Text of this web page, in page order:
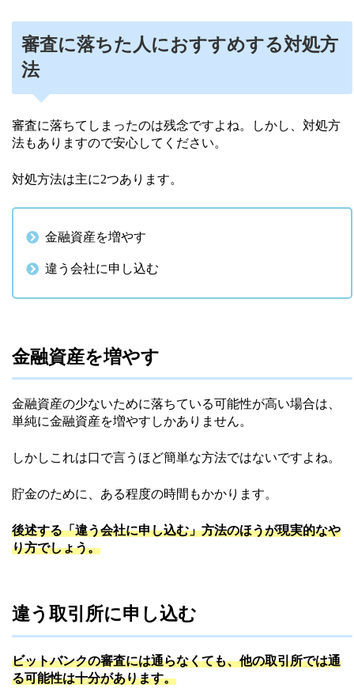
審査に落ちた人におすすめする対処方
法
審査に落ちてしまったのは残念ですよね。しかし、対処方
法もありますので安心してください。
対処方法は主に2つあります。
金融資産を増やす
違う会社に申し込む
金融資産を増やす
金融資産の少ないために落ちている可能性が高い場合は、
単純に金融資産を増やすしかありません。
しかしこれは口で言うほど簡単な方法ではないですよね。
貯金のために、ある程度の時間もかかります。
後述する「違う会社に申し込む」方法のほうが現実的なや
り方でしょう。
違う取引所に申し込む
ビットバンクの審査には通らなくても、他の取引所では通
る可能性は十分があります。